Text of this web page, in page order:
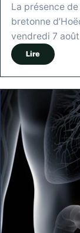
La présence
bretonne
vendredi 7
Lire